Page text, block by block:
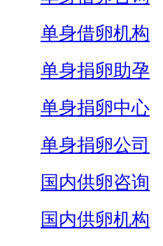
单身借卵机构
单身捐卵助孕
单身捐卵中心
单身捐卵公司
国内供卵咨询
国内供卵机构